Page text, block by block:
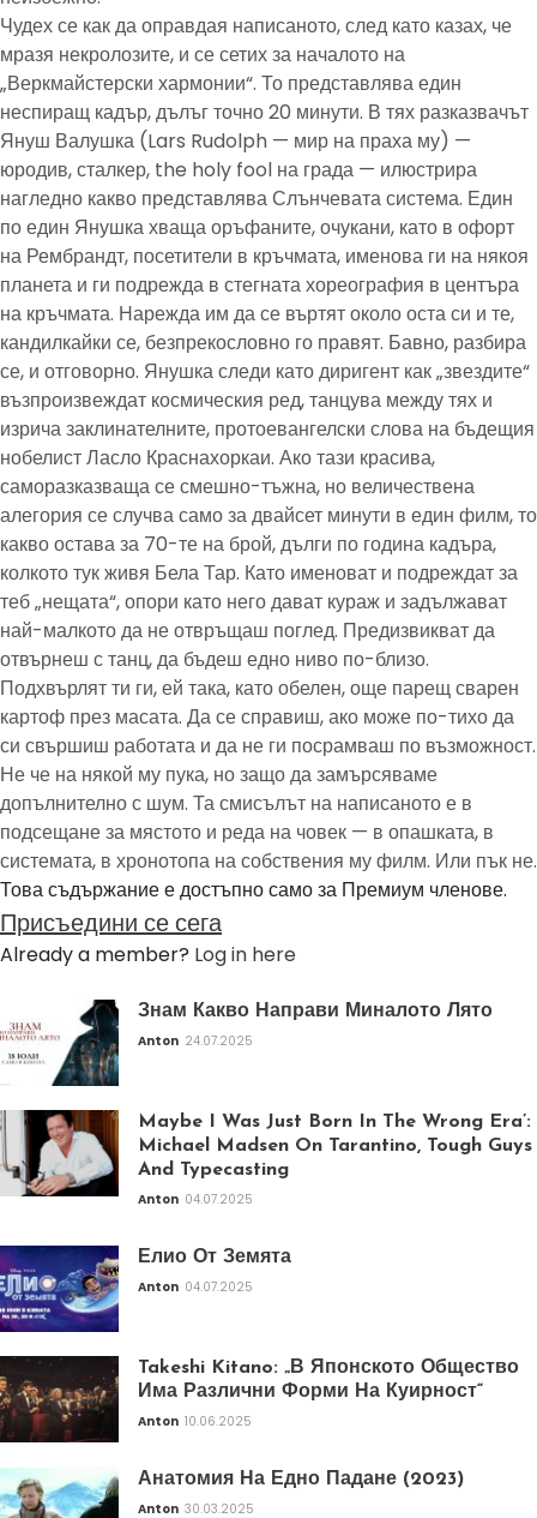
Чудех се как да оправдая написаното, след като казах, че
мразя некролозите, и се сетих за началото на
„Веркмайстерски хармонии“. То представлява един
неспиращ кадър, дълъг точно 20 минути. В тях разказвачът
Януш Валушка (Lars Rudolph — мир на праха му) —
юродив, сталкер, the holy fool на града — илюстрира
нагледно какво представлява Слънчевата система. Един
по един Янушка хваща оръфаните, очукани, като в офорт
на Рембрандт, посетители в кръчмата, именова ги на някоя
планета и ги подрежда в стегната хореография в центъра
на кръчмата. Нарежда им да се въртят около оста си и те,
кандилкайки се, безпрекословно го правят. Бавно, разбира
се, и отговорно. Янушка следи като диригент как „звездите“
възпроизвеждат космическия ред, танцува между тях и
изрича заклинателните, протоевангелски слова на бъдещия
нобелист Ласло Краснахоркаи. Ако тази красива,
саморазказваща се смешно-тъжна, но величествена
алегория се случва само за двайсет минути в един филм, то
какво остава за 70-те на брой, дълги по година кадъра,
колкото тук живя Бела Тар. Като именоват и подреждат за
теб „нещата“, опори като него дават кураж и задължават
най-малкото да не отвръщаш поглед. Предизвикват да
отвърнеш с танц, да бъдеш едно ниво по-близо.
Подхвърлят ти ги, ей така, като обелен, още парещ сварен
картоф през масата. Да се справиш, ако може по-тихо да
си свършиш работата и да не ги посрамваш по възможност.
Не че на някой му пука, но защо да замърсяваме
допълнително с шум. Та смисълът на написаното е в
подсещане за мястото и реда на човек — в опашката, в
системата, в хронотопа на собствения му филм. Или пък не.
Това съдържание е достъпно само за Премиум членове.
Присъедини се сега
Already a member? Log in here
Знам Какво Направи Миналото Лято
Anton 24.07.2025
Maybe I Was Just Born In The Wrong Era’:
Michael Madsen On Tarantino, Tough Guys
And Typecasting
Anton 04.07.2025
Елио От Земята
Anton 04.07.2025
Takeshi Kitano: „В Японското Общество
Има Различни Форми На Куирност“
Anton 10.06.2025
Анатомия На Едно Падане (2023)
Anton 30.03.2025